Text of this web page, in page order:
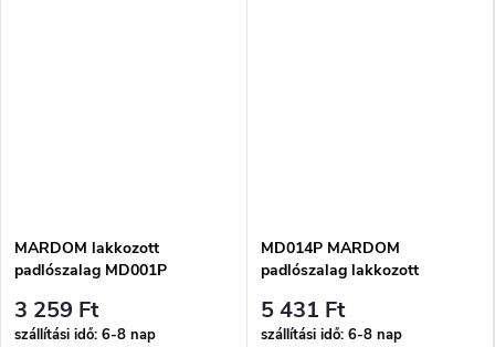
MARDOM lakkozott
padlószalag MD001P
3 259 Ft
szállítási idő: 6-8 nap
MD014P MARDOM
padlószalag lakkozott
5 431 Ft
szállítási idő: 6-8 nap